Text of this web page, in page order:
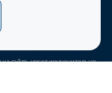
сайте, носит исключительно